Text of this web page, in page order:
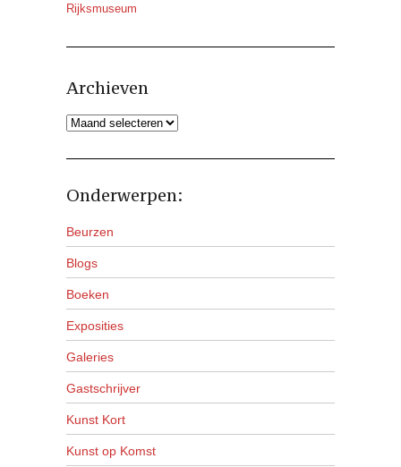
Rijksmuseum
Archieven
Archieven
Onderwerpen:
Beurzen
Blogs
Boeken
Exposities
Galeries
Gastschrijver
Kunst Kort
Kunst op Komst